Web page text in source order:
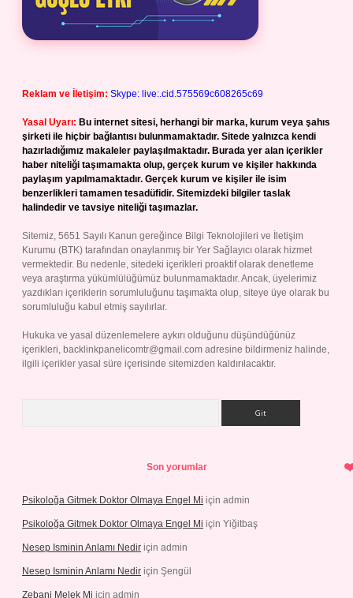
Reklam ve İletişim: Skype: live:.cid.575569c608265c69
Yasal Uyarı: Bu internet sitesi, herhangi bir marka, kurum veya şahıs
şirketi ile hiçbir bağlantısı bulunmamaktadır. Sitede yalnızca kendi
hazırladığımız makaleler paylaşılmaktadır. Burada yer alan içerikler
haber niteliği taşımamakta olup, gerçek kurum ve kişiler hakkında
paylaşım yapılmamaktadır. Gerçek kurum ve kişiler ile isim
benzerlikleri tamamen tesadüfidir. Sitemizdeki bilgiler taslak
halindedir ve tavsiye niteliği taşımazlar.
Sitemiz, 5651 Sayılı Kanun gereğince Bilgi Teknolojileri ve İletişim
Kurumu (BTK) tarafından onaylanmış bir Yer Sağlayıcı olarak hizmet
vermektedir. Bu nedenle, sitedeki içerikleri proaktif olarak denetleme
veya araştırma yükümlülüğümüz bulunmamaktadır. Ancak, üyelerimiz
yazdıkları içeriklerin sorumluluğunu taşımakta olup, siteye üye olarak bu
sorumluluğu kabul etmiş sayılırlar.
Hukuka ve yasal düzenlemelere aykırı olduğunu düşündüğünüz
içerikleri, backlinkpanelicomtr@gmail.com adresine bildirmeniz halinde,
ilgili içerikler yasal süre içerisinde sitemizden kaldırılacaktır.
Son yorumlar
Psikoloğa Gitmek Doktor Olmaya Engel Mi için admin
Psikoloğa Gitmek Doktor Olmaya Engel Mi için Yiğitbaş
Nesep Isminin Anlamı Nedir için admin
Nesep Isminin Anlamı Nedir için Şengül
Zebani Melek Mi için admin